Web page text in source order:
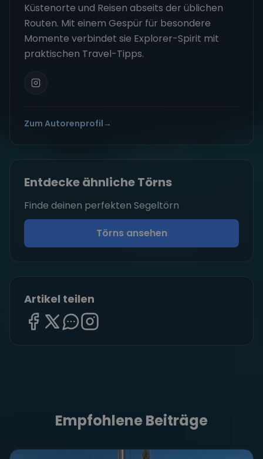
Küstenorte und Reisen abseits der üblichen
Routen. Mit einem Gespür für besondere
Momente verbindet sie Explorer-Spirit mit
praktischen Travel-Tipps.
Zum Autorenprofil →
Entdecke ähnliche Törns
Finde deinen perfekten Segeltörn
Törns ansehen
Artikel teilen
Empfohlene Beiträge